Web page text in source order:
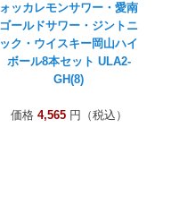
ォッカレモンサワー・愛南
ゴールドサワー・ジントニ
ック・ウイスキー岡山ハイ
ボール8本セット ULA2-
GH(8)
価格 4,565円（税込）